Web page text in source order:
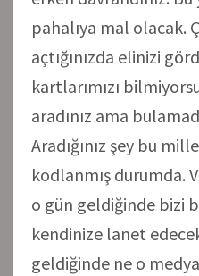
pahalıya mal olacak.
açtığınızda elinizi
kartlarımızı
aradınız ama
Aradığınız şey bu
kodlanmış durumda.
o gün geldiğinde bizi
kendinize lanet
geldiğinde ne o